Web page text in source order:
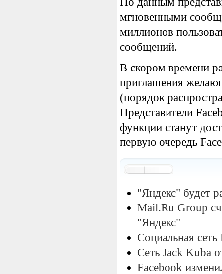
мгновенными
миллионов
сообщений.
В скором времени
приглашения
(порядок
Представители
функции станут
первую очередь
"Яндекс" будет
Mail.Ru Group
"Яндекс"
Социальная
Сеть Jack Kuba
Facebook